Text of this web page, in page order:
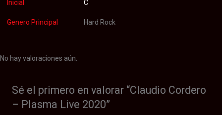
Inicial C
Genero Principal Hard Rock
No hay valoraciones aún.
Sé el primero en valorar “Claudio Cordero
– Plasma Live 2020”